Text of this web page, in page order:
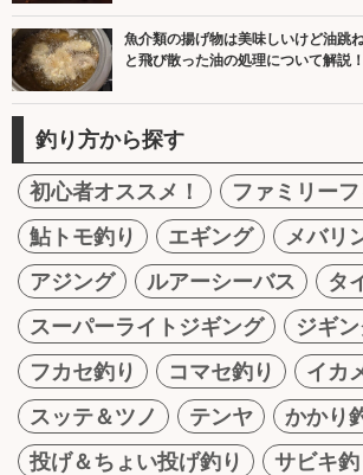
魚介類の揚げ物は美味しいけど油跳
と飛び散った油の処理について解説！
釣り方から探す
初心者オススメ！
ファミリー
鮎トモ釣り
エギング
メバリ
アジング
ルアーシーバス
タ
スーパーライトジギング
ジギ
フカセ釣り
コマセ釣り
イカ
スッテ＆ツノ
テンヤ
かかり
投げ＆ちょい投げ釣り
サビキ釣